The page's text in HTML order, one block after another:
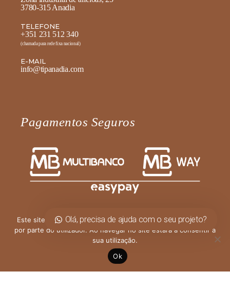
3780-315 Anadia
TELEFONE
+351 231 512 340
(chamada para rede fixa nacional)
E-MAIL
info@tipanadia.com
Pagamentos Seguros
Fale diretamente connosco no
WhatsApp
Olá, precisa de ajuda com o seu projeto?
Este site utiliza cookies para permitir uma melhor experiência
por parte do utilizador. Ao navegar no site estará a consentir a
sua utilização.
Ok